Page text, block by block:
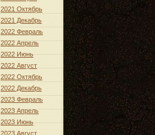
2021 Октябрь
2021 Декабрь
2022 Февраль
2022 Апрель
2022 Июнь
2022 Август
2022 Октябрь
2022 Декабрь
2023 Февраль
2023 Апрель
2023 Июнь
2023 Август